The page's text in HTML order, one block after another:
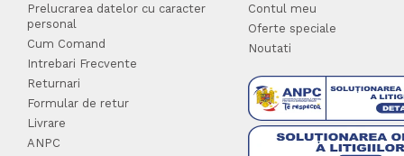
Prelucrarea datelor cu caracter
personal
Cum Comand
Intrebari Frecvente
Returnari
Formular de retur
Livrare
ANPC
Contul meu
Oferte speciale
Noutati